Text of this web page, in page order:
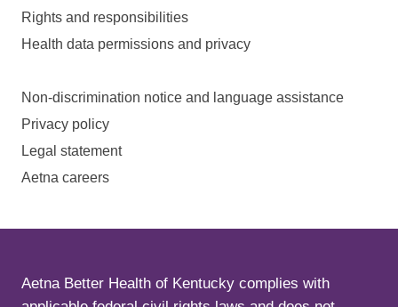
Rights and responsibilities
Health data permissions and privacy
Non-discrimination notice and language assistance
Privacy policy
Legal statement
Aetna careers
Aetna Better Health of Kentucky complies with